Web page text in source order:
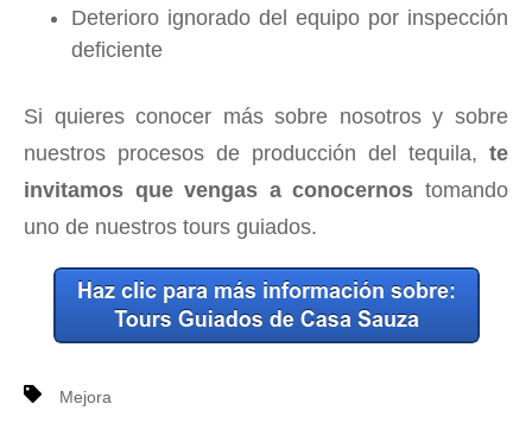
Deterioro ignorado del equipo por inspección
deficiente
Si quieres conocer más sobre nosotros y sobre
nuestros procesos de producción del tequila, te
invitamos que vengas a conocernos tomando
uno de nuestros tours guiados.
Mejora